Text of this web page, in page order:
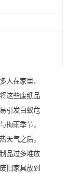
人在家里、
这些废纸品
引发白蚁危
梅雨季节，
天气之后，
品过多堆放
旧家具放到